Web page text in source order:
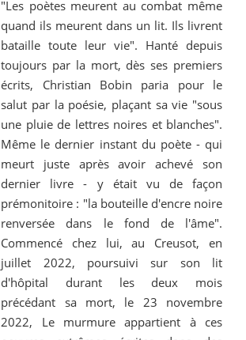
"Les poètes meurent au combat même
quand ils meurent dans un lit. Ils livrent
bataille toute leur vie". Hanté depuis
toujours par la mort, dès ses premiers
écrits, Christian Bobin paria pour le
salut par la poésie, plaçant sa vie "sous
une pluie de lettres noires et blanches".
Même le dernier instant du poète - qui
meurt juste après avoir achevé son
dernier livre - y était vu de façon
prémonitoire : "la bouteille d'encre noire
renversée dans le fond de l'âme".
Commencé chez lui, au Creusot, en
juillet 2022, poursuivi sur son lit
d'hôpital durant les deux mois
précédant sa mort, le 23 novembre
2022, Le murmure appartient à ces